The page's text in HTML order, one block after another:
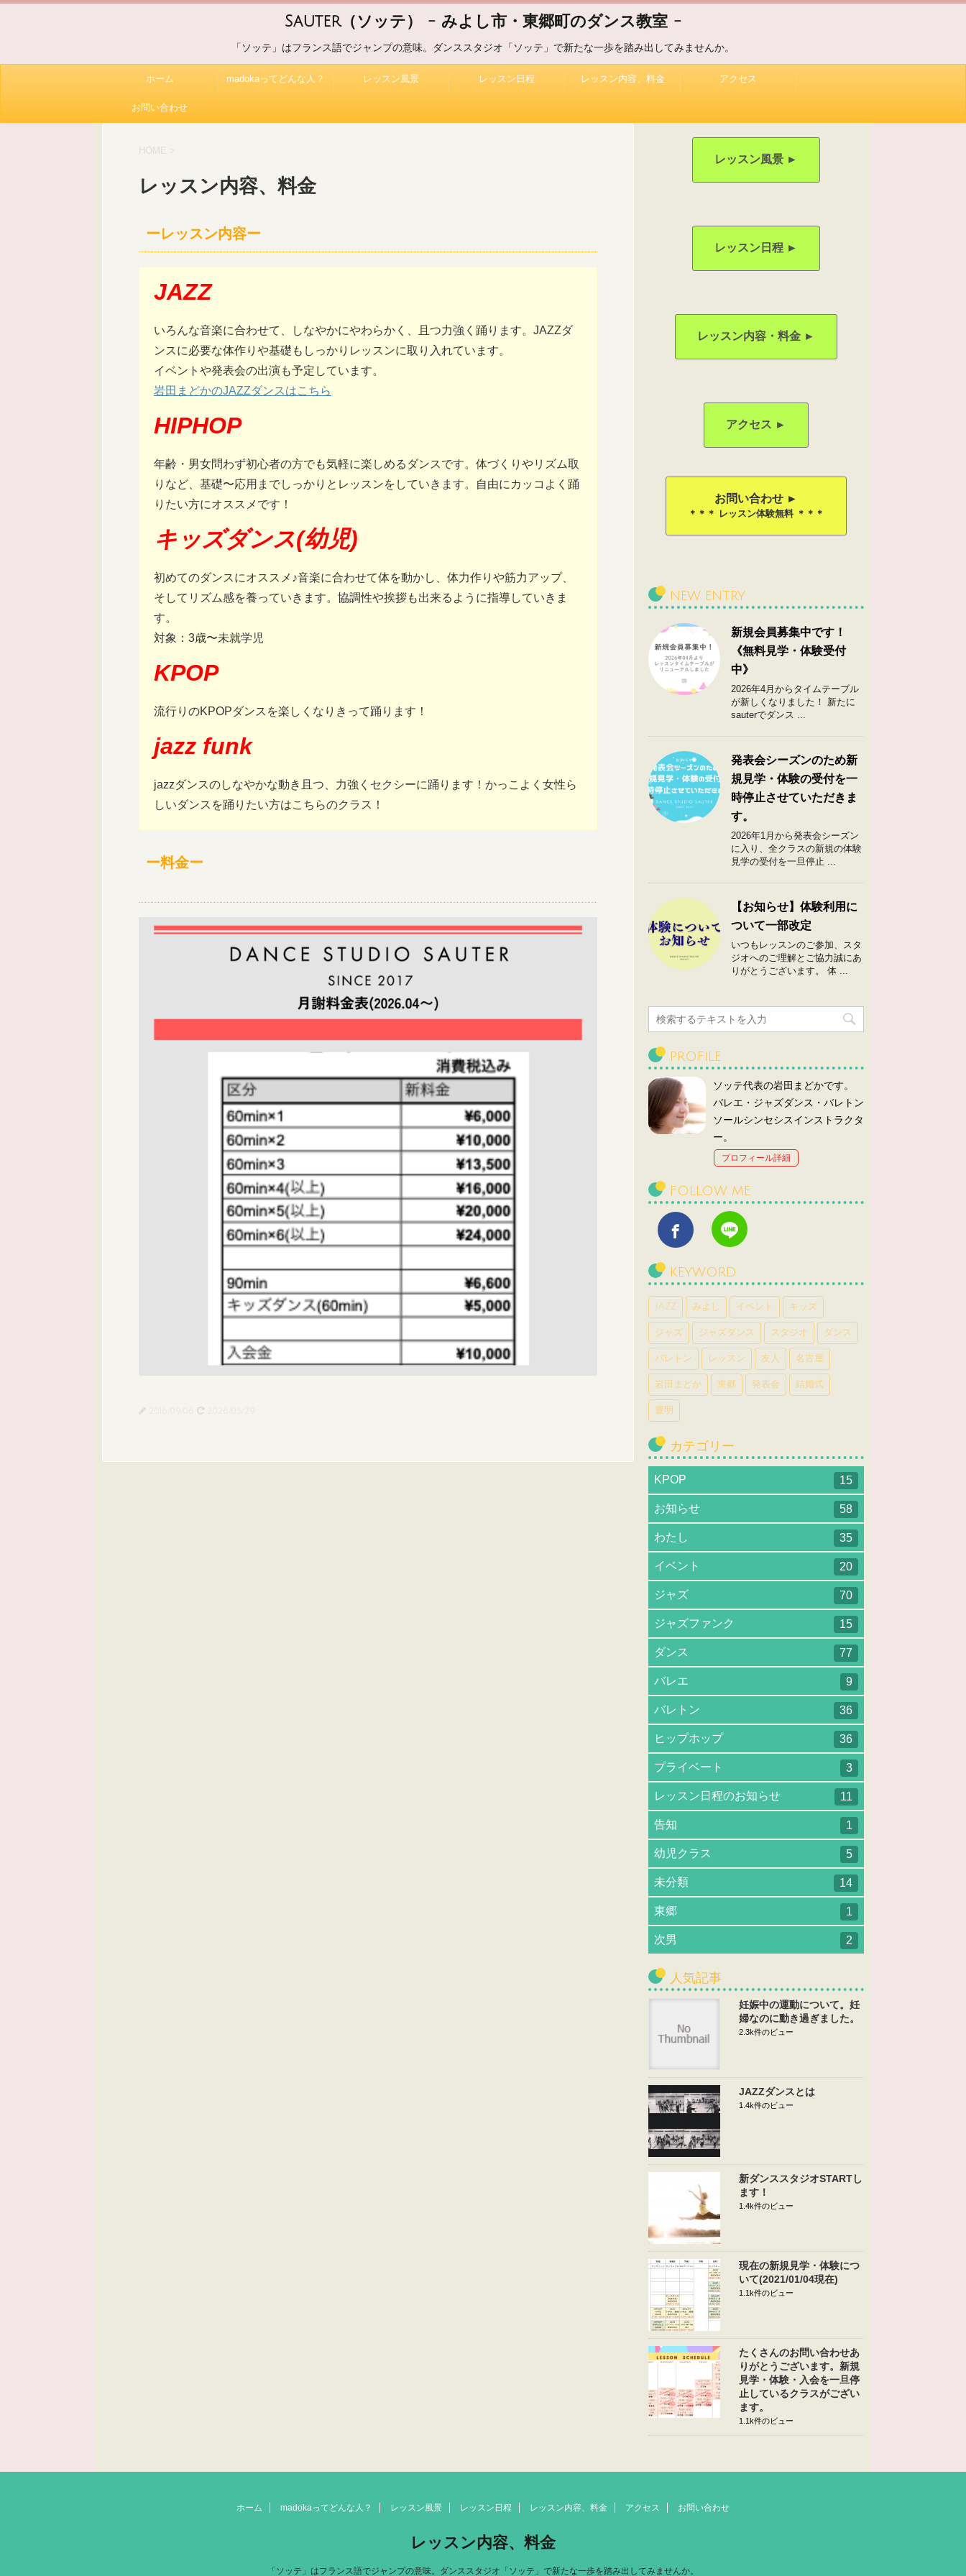
Sauter（ソッテ） - みよし市・東郷町のダンス教室 -
「ソッテ」はフランス語でジャンプの意味。ダンススタジオ「ソッテ」で新たな一歩を踏み出してみませんか。
ホーム madokaってどんな人？ レッスン風景 レッスン日程 レッスン内容、料金 アクセス
お問い合わせ
HOME >
レッスン内容、料金
ーレッスン内容ー
JAZZ
いろんな音楽に合わせて、しなやかにやわらかく、且つ力強く踊ります。JAZZダ
ンスに必要な体作りや基礎もしっかりレッスンに取り入れています。
イベントや発表会の出演も予定しています。
岩田まどかのJAZZダンスはこちら
HIPHOP
年齢・男女問わず初心者の方でも気軽に楽しめるダンスです。体づくりやリズム取
りなど、基礎〜応用までしっかりとレッスンをしていきます。自由にカッコよく踊
りたい方にオススメです！
キッズダンス(幼児)
初めてのダンスにオススメ♪音楽に合わせて体を動かし、体力作りや筋力アップ、
そしてリズム感を養っていきます。協調性や挨拶も出来るように指導していきま
す。
対象：3歳〜未就学児
KPOP
流行りのKPOPダンスを楽しくなりきって踊ります！
jazz funk
jazzダンスのしなやかな動き且つ、力強くセクシーに踊ります！かっこよく女性ら
しいダンスを踊りたい方はこちらのクラス！
ー料金ー
2016/09/06 2026/05/29
レッスン風景 ►
レッスン日程 ►
レッスン内容・料金 ►
アクセス ►
お問い合わせ ►
＊＊＊ レッスン体験無料 ＊＊＊
NEW ENTRY
新規会員募集中です！
《無料見学・体験受付
中》
2026年4月からタイムテーブル
が新しくなりました！ 新たに
sauterでダンス ...
発表会シーズンのため新
規見学・体験の受付を一
時停止させていただきま
す。
2026年1月から発表会シーズン
に入り、全クラスの新規の体験
見学の受付を一旦停止 ...
【お知らせ】体験利用に
ついて一部改定
いつもレッスンのご参加、スタ
ジオへのご理解とご協力誠にあ
りがとうございます。 体 ...
PROFILE
ソッテ代表の岩田まどかです。
バレエ・ジャズダンス・バレトン
ソールシンセシスインストラクタ
ー。
プロフィール詳細
FOLLOW ME
KEYWORD
JAZZ みよし イベント キッズ
ジャズ ジャズダンス スタジオ ダンス
バレトン レッスン 友人 名古屋
岩田まどか 東郷 発表会 結婚式
豊明
カテゴリー
KPOP 15
お知らせ 58
わたし 35
イベント 20
ジャズ 70
ジャズファンク 15
ダンス 77
バレエ 9
バレトン 36
ヒップホップ 36
プライベート 3
レッスン日程のお知らせ 11
告知 1
幼児クラス 5
未分類 14
東郷 1
次男 2
人気記事
妊娠中の運動について。妊
婦なのに動き過ぎました。
2.3k件のビュー
JAZZダンスとは
1.4k件のビュー
新ダンススタジオSTARTし
ます！
1.4k件のビュー
現在の新規見学・体験につ
いて(2021/01/04現在)
1.1k件のビュー
たくさんのお問い合わせあ
りがとうございます。新規
見学・体験・入会を一旦停
止しているクラスがござい
ます。
1.1k件のビュー
ホーム madokaってどんな人？ レッスン風景 レッスン日程 レッスン内容、料金 アクセス お問い合わせ
レッスン内容、料金
「ソッテ」はフランス語でジャンプの意味。ダンススタジオ「ソッテ」で新たな一歩を踏み出してみませんか。